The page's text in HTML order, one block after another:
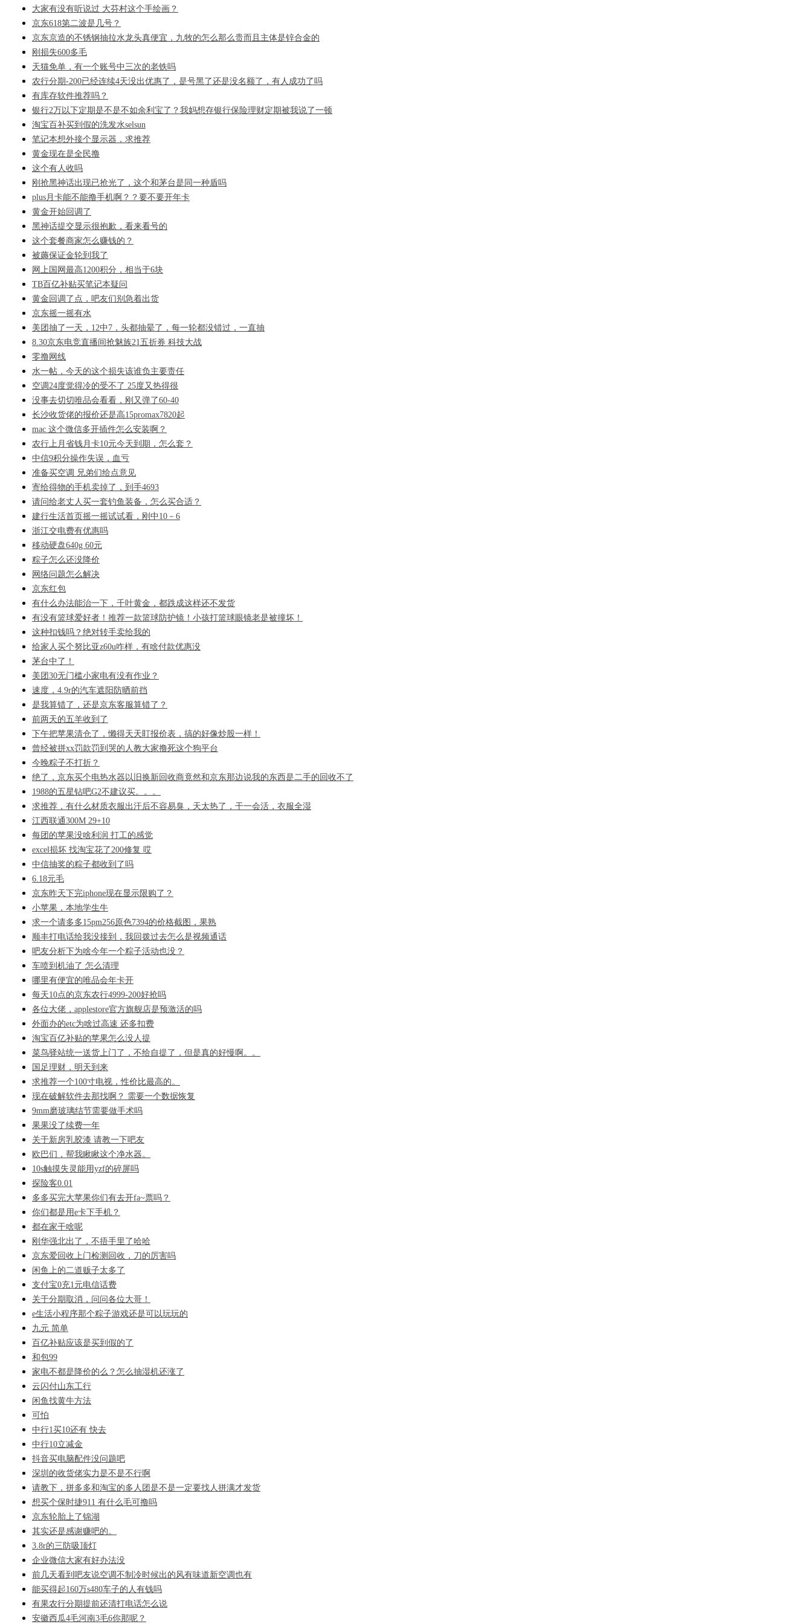
大家有没有听说过 大芬村这个手绘画？
京东618第二波是几号？
京东京造的不锈钢抽拉水龙头真便宜，九牧的怎么那么贵而且主体是锌合金的
刚损失600多毛
天猫免单，有一个账号中三次的老铁吗
农行分期-200已经连续4天没出优惠了，是号黑了还是没名额了，有人成功了吗
有库存软件推荐吗？
银行2万以下定期是不是不如余利宝了？我妈想存银行保险理财定期被我说了一顿
淘宝百补买到假的洗发水selsun
笔记本想外接个显示器，求推荐
黄金现在是全民撸
这个有人收吗
刚抢黑神话出现已抢光了，这个和茅台是同一种盾吗
plus月卡能不能撸手机啊？？要不要开年卡
黄金开始回调了
黑神话提交显示很抱歉，看来看号的
这个套餐商家怎么赚钱的？
被薅保证金轮到我了
网上国网最高1200积分，相当于6块
TB百亿补贴买笔记本疑问
黄金回调了点，吧友们别急着出货
京东摇一摇有水
美团抽了一天，12中7，头都抽晕了，每一轮都没错过，一直抽
8.30京东电竞直播间抢魅族21五折券 科技大战
零撸网线
水一帖，今天的这个损失该谁负主要责任
空调24度觉得冷的受不了 25度又热得很
没事去切切唯品会看看，刚又弹了60-40
长沙收货佬的报价还是高15promax7820起
mac 这个微信多开插件怎么安装啊？
农行上月省钱月卡10元今天到期，怎么套？
中信9积分操作失误，血亏
准备买空调 兄弟们给点意见
寄给得物的手机卖掉了，到手4693
请问给老丈人买一套钓鱼装备，怎么买合适？
建行生活首页摇一摇试试看，刚中10－6
浙江交电费有优惠吗
移动硬盘640g 60元
粽子怎么还没降价
网络问题怎么解决
京东红包
有什么办法能治一下，千叶黄金，都跌成这样还不发货
有没有篮球爱好者！推荐一款篮球防护镜！小孩打篮球眼镜老是被撞坏！
这种扣钱吗？绝对转手卖给我的
给家人买个努比亚z60u咋样，有啥付款优惠没
茅台中了！
美团30无门槛小家电有没有作业？
速度，4.9r的汽车遮阳防晒前挡
是我算错了，还是京东客服算错了？
前两天的五羊收到了
下午把苹果清仓了，懒得天天盯报价表，搞的好像炒股一样！
曾经被拼xx罚款罚到哭的人教大家撸死这个狗平台
今晚粽子不打折？
绝了，京东买个电热水器以旧换新回收商竟然和京东那边说我的东西是二手的回收不了
1988的五星钻吧G2不建议买。。。
求推荐，有什么材质衣服出汗后不容易臭，天太热了，干一会活，衣服全湿
江西联通300M 29+10
每团的苹果没啥利润 打工的感觉
excel损坏 找淘宝花了200修复 哎
中信抽奖的粽子都收到了吗
6.18元毛
京东昨天下完iphone现在显示限购了？
小苹果，本地学生牛
求一个请多多15pm256原色7394的价格截图，果熟
顺丰打电话给我没接到，我回拨过去怎么是视频通话
吧友分析下为啥今年一个粽子活动也没？
车喷到机油了 怎么清理
哪里有便宜的唯品会年卡开
每天10点的京东农行4999-200好抢吗
各位大佬，applestore官方旗舰店是预激活的吗
外面办的etc为啥过高速 还多扣费
淘宝百亿补贴的苹果怎么没人提
菜鸟驿站统一送货上门了，不给自提了，但是真的好慢啊。。
国足理财，明天到来
求推荐一个100寸电视，性价比最高的。
现在破解软件去那找啊？ 需要一个数据恢复
9mm磨玻璃结节需要做手术吗
果果没了续费一年
关于新房乳胶漆 请教一下吧友
欧巴们，帮我瞅瞅这个净水器。
10s触摸失灵能用yzf的碎屏吗
探险客0.01
多多买完大苹果你们有去开fa~票吗？
你们都是用e卡下手机？
都在家干啥呢
刚华强北出了，不捂手里了哈哈
京东爱回收上门检测回收，刀的厉害吗
闲鱼上的二道贩子太多了
支付宝0充1元电信话费
关于分期取消，问问各位大哥！
e生活小程序那个粽子游戏还是可以玩玩的
九元 简单
百亿补贴应该是买到假的了
和包99
家电不都是降价的么？怎么抽湿机还涨了
云闪付山东工行
闲鱼找黄牛方法
可怕
中行1买10还有 快去
中行10立减金
抖音买电脑配件没问题吧
深圳的收货佬实力是不是不行啊
请教下，拼多多和淘宝的多人团是不是一定要找人拼满才发货
想买个保时捷911 有什么毛可撸吗
京东轮胎上了锦湖
其实还是感谢赚吧的。
3.8r的三防吸顶灯
企业微信大家有好办法没
前几天看到吧友说空调不制冷时候出的风有味道新空调也有
能买得起160万s480车子的人有钱吗
有果农行分期提前还清打电话怎么说
安徽西瓜4毛河南3毛6你那呢？